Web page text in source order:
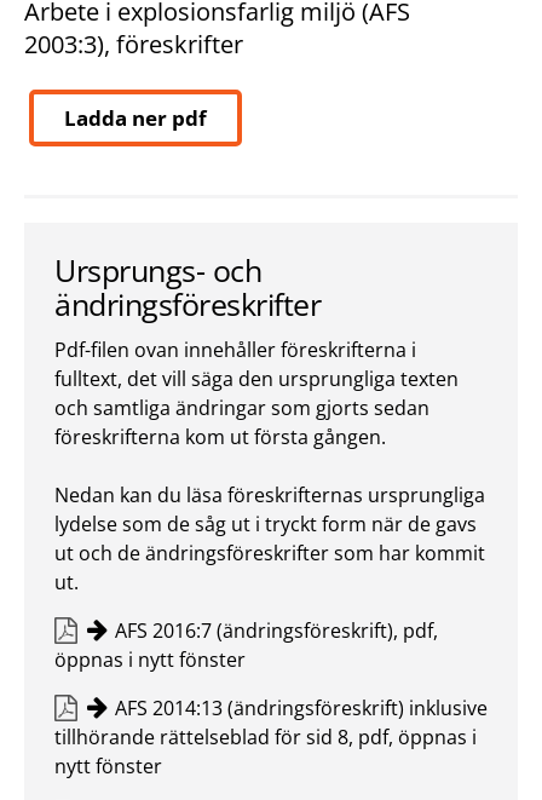
Arbete i explosionsfarlig miljö (AFS
2003:3), föreskrifter
Ladda ner pdf
Ursprungs- och
ändringsföreskrifter
Pdf-filen ovan innehåller föreskrifterna i
fulltext, det vill säga den ursprungliga texten
och samtliga ändringar som gjorts sedan
föreskrifterna kom ut första gången.
Nedan kan du läsa föreskrifternas ursprungliga
lydelse som de såg ut i tryckt form när de gavs
ut och de ändringsföreskrifter som har kommit
ut.
AFS 2016:7 (ändringsföreskrift), pdf,
öppnas i nytt fönster
AFS 2014:13 (ändringsföreskrift) inklusive
tillhörande rättelseblad för sid 8, pdf, öppnas i
nytt fönster